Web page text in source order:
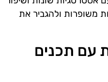
משופרות ולהגביר את
עם תכנים